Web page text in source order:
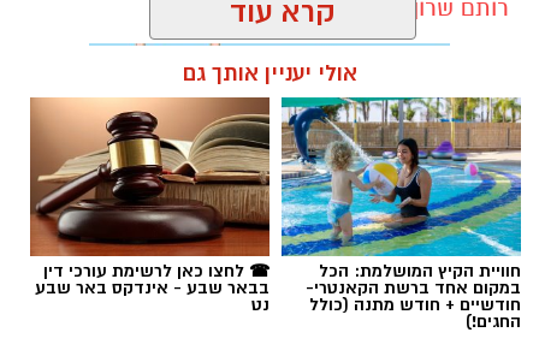
חוויית הקיץ המושלמת: הכל
במקום אחד ברשת הקאנטרי-
חודשיים + חודש מתנה (כולל
החגים!)
☎ לחצו כאן לרשימת עורכי דין
בבאר שבע - אינדקס באר שבע
נט
חדשות
אישום בנגב: פלסטיני שהסיע שב"חים